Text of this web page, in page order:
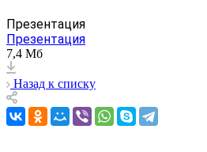
Презентация
Презентация
7,4 Мб
Назад к списку